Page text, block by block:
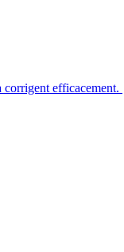
corrigent efficacement.